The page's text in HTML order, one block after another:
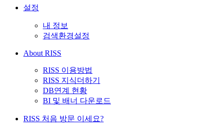
설정
내 정보
검색환경설정
About RISS
RISS 이용방법
RISS 지식더하기
DB연계 현황
BI 및 배너 다운로드
RISS 처음 방문 이세요?